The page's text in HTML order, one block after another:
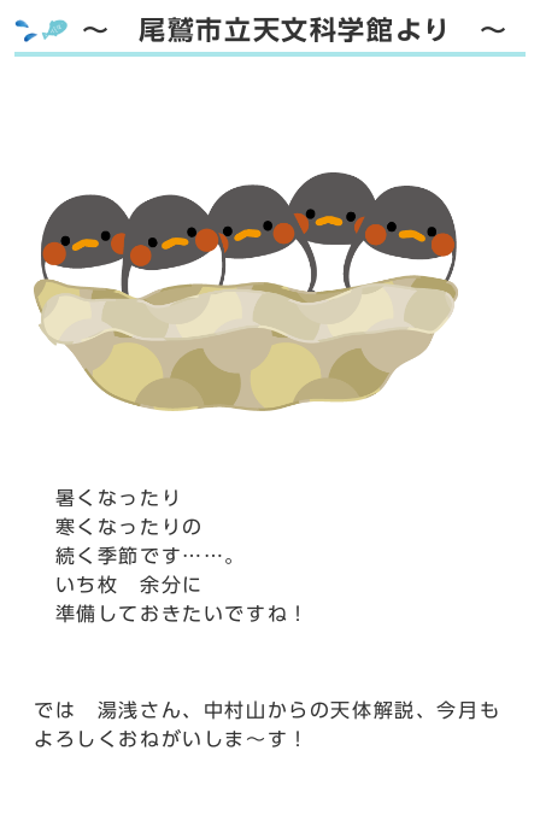
～ 尾鷲市立天文科学館より ～
暑くなったり
寒くなったりの
続く季節です……。
いち枚 余分に
準備しておきたいですね！
では 湯浅さん、中村山からの天体解説、今月も
よろしくおねがいしま～す！